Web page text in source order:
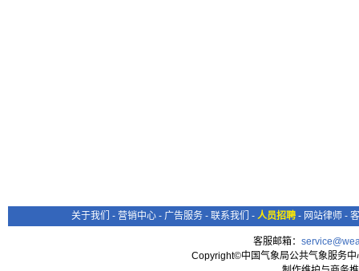
关于我们 - 营销中心 - 广告服务 - 联系我们 - 人员招聘 - 网站律师 -
客服邮箱：
Copyright©中国气象局公共气象服务